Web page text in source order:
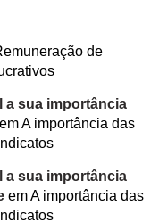
de
a sua importância
emA importância das
a sua importância
emA importância das